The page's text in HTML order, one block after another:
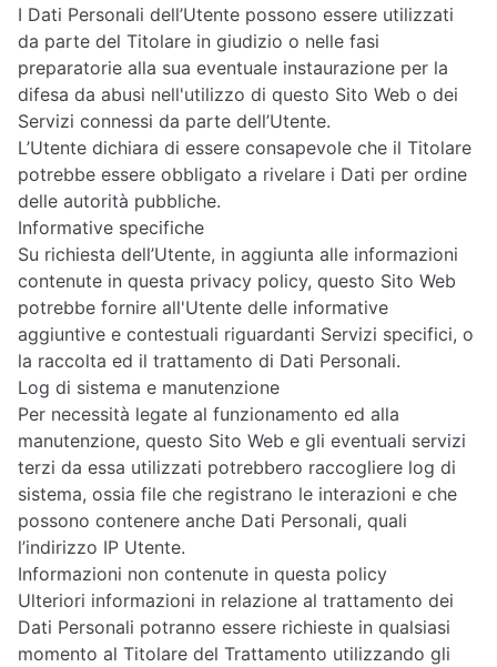
I Dati Personali dell’Utente possono essere utilizzati
da parte del Titolare in giudizio o nelle fasi
preparatorie alla sua eventuale instaurazione per la
difesa da abusi nell'utilizzo di questo Sito Web o dei
Servizi connessi da parte dell’Utente.
L’Utente dichiara di essere consapevole che il Titolare
potrebbe essere obbligato a rivelare i Dati per ordine
delle autorità pubbliche.
Informative specifiche
Su richiesta dell’Utente, in aggiunta alle informazioni
contenute in questa privacy policy, questo Sito Web
potrebbe fornire all'Utente delle informative
aggiuntive e contestuali riguardanti Servizi specifici, o
la raccolta ed il trattamento di Dati Personali.
Log di sistema e manutenzione
Per necessità legate al funzionamento ed alla
manutenzione, questo Sito Web e gli eventuali servizi
terzi da essa utilizzati potrebbero raccogliere log di
sistema, ossia file che registrano le interazioni e che
possono contenere anche Dati Personali, quali
l’indirizzo IP Utente.
Informazioni non contenute in questa policy
Ulteriori informazioni in relazione al trattamento dei
Dati Personali potranno essere richieste in qualsiasi
momento al Titolare del Trattamento utilizzando gli